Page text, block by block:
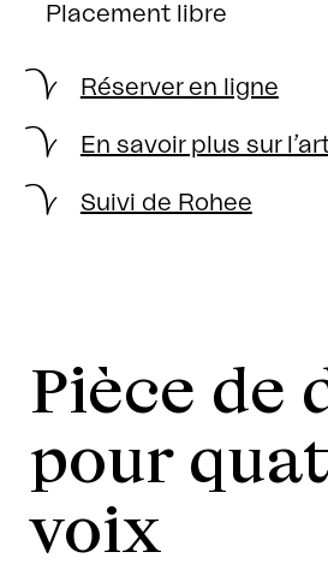
Placement libre
Réserver en ligne
En savoir plus sur
Suivi de Rohee
Pièce de
pour
voix